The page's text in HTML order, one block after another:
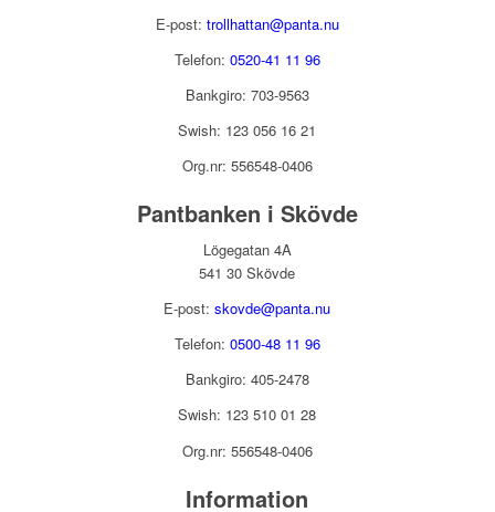
E-post: trollhattan@panta.nu
Telefon: 0520-41 11 96
Bankgiro: 703-9563
Swish: 123 056 16 21
Org.nr: 556548-0406
Pantbanken i Skövde
Lögegatan 4A
541 30 Skövde
E-post:skovde@panta.nu
Telefon: 0500-48 11 96
Bankgiro: 405-2478
Swish: 123 510 01 28
Org.nr: 556548-0406
Information